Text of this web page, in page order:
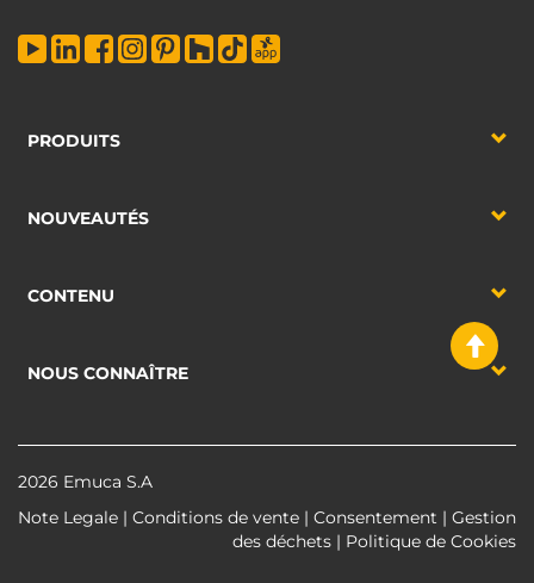
PRODUITS
NOUVEAUTÉS
CONTENU
NOUS CONNAÎTRE
2026 Emuca S.A
Note Legale | Conditions de vente | Consentement | Gestion
des déchets | Politique de Cookies